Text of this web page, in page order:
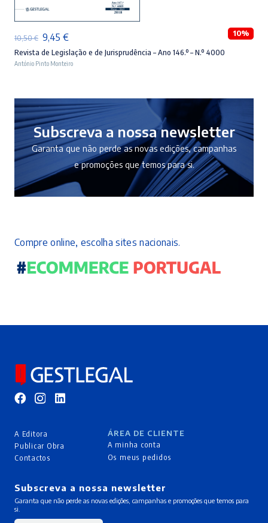
10,50€ O
preço
original
10,50 €.
9,45 €O
preço
atual
9,45 €.
10%
Revista de Legislação e de Jurisprudência – Ano 146.º – N.º 4000
António Pinto Monteiro
Subscreva a nossa newsletter
Garanta que não perde as novas edições, campanhas
e promoções que temos para si.
Compre online, escolha sites nacionais.
A Editora
Publicar Obra
Contactos
ÁREA DE CLIENTE
A minha conta
Os meus pedidos
Subscreva a nossa newsletter
Garanta que não perde as novas edições, campanhas e promoções que temos para
si.